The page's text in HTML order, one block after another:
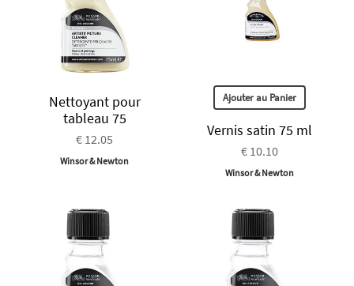
Nettoyant pour
tableau 75
€ 12.05
Winsor & Newton
Ajouter au Panier
Vernis satin 75 ml
€ 10.10
Winsor & Newton